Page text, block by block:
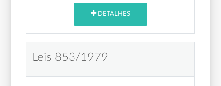
DETALHES
Leis 853/1979